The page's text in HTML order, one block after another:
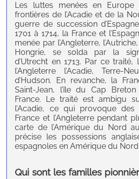
Les luttes menées en
frontières de l’Acadie et de la
guerre de succession
1701 à 1714, la France et
menée par l’Angleterre,
Hongrie, se solda par la
d’Utrecht en 1713. Par ce traité,
l’Angleterre l’Acadie, Terre-
d’Hudson. En revanche, la
Saint-Jean, l’île du Cap
France. Le traité est ambigu
l’Acadie, ce qui provoque
France et l’Angleterre pendant
carte de l’Amérique du Nord au
précise les possessions
espagnoles en Amérique du Nord.
Qui sont les familles